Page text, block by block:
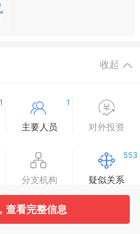
收起
1 1
主要人员 对外投资
分支机构
553
疑似关系
查看完整信息